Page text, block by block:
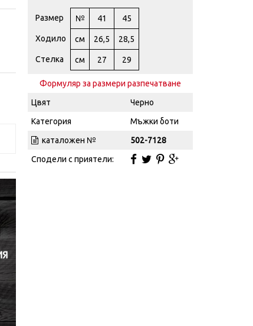
Размер № 41 45
Ходило см 26,5 28,5
Стелка см 27 29
Формуляр за размери разпечатване
Цвят
Черно
Категория
Мъжки боти
каталожен №
502-7128
Сподели с приятели: